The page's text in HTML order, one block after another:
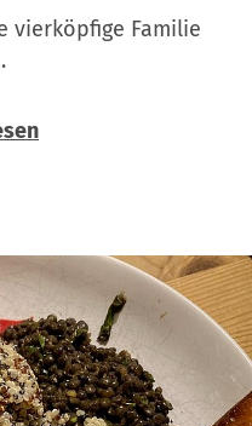
vierköpfige Familie